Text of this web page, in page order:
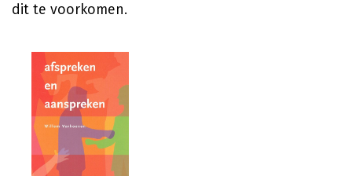
dit te voorkomen.